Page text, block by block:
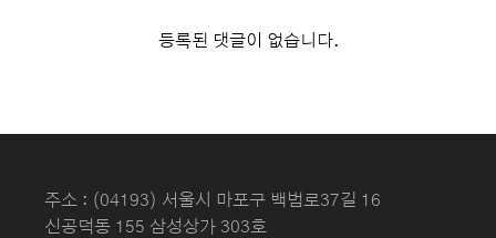
등록된 댓글이 없습니다.
주소 : (04193) 서울시 마포구 백범로37길 16
신공덕동 155 삼성상가 303호